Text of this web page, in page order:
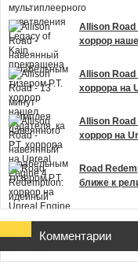
Allison Road
хоррор
Allison Road
хоррора на
Allison Road
хоррор на
Road
ближе к
Комментарии